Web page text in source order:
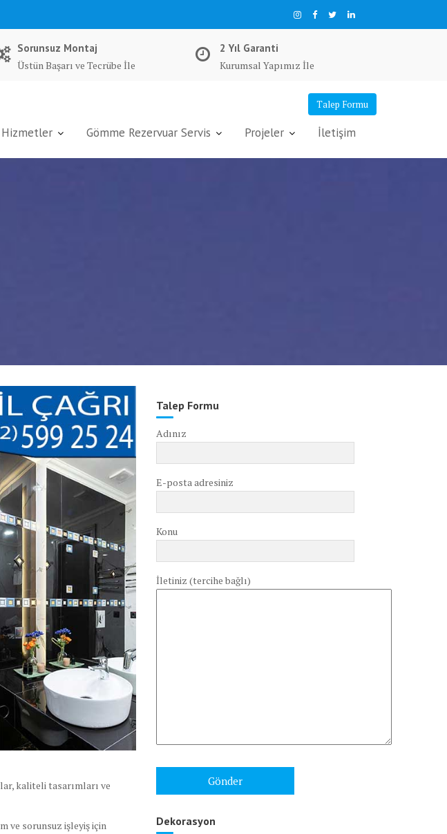
Sorunsuz Montaj
Üstün Başarı ve Tecrübe İle
2 Yıl Garanti
Kurumsal Yapımız İle
Talep Formu
Hizmetler Gömme Rezervuar Servis Projeler İletişim
kaliteli tasarımları ve
ve sorunsuz işleyiş için
Talep Formu
Adınız
E-posta adresiniz
Konu
İletiniz (tercihe bağlı)
Dekorasyon